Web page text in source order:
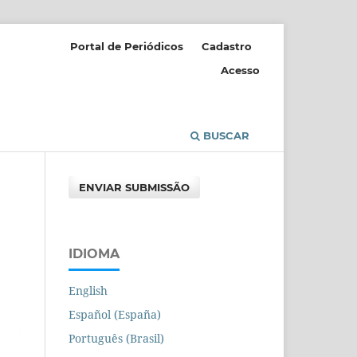
BUSCAR
Portal de Periódicos
Cadastro
Acesso
ENVIAR SUBMISSÃO
IDIOMA
English
Español (España)
Português (Brasil)